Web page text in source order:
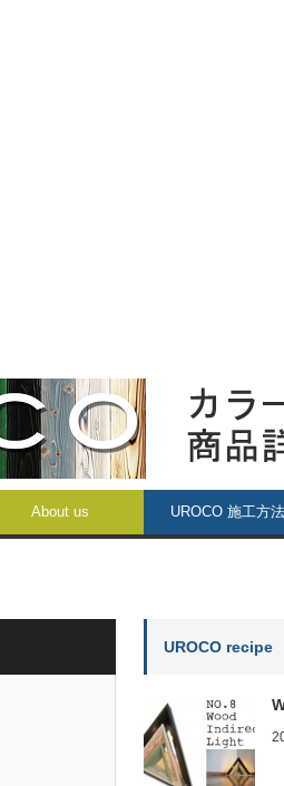
About us UROCO 施工方法
UROCO recipe